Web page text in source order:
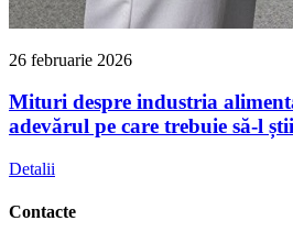
26 februarie 2026
Mituri despre industria
adevărul pe care trebuie să-l știi
Detalii
Contacte